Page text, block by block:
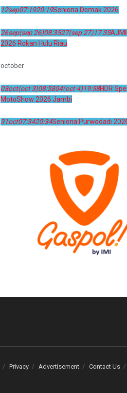
12sep07:1920:19Senioria Demak 2026
26sep(sep 26)08:3527(sep 27)17:35
2026 Rokan Hulu Riau
october
03oct(oct 3)08:5804(oct 4)19:58HDR
MotoShow 2026 Jambi
31oct07:3420:34Senioria Purwodadi
Privacy Advertisement Contact Us